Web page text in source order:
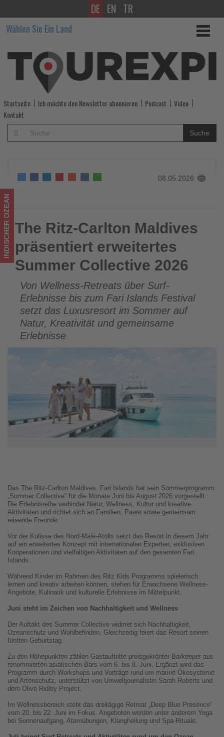
The
Ritz-
Carlton
Maldives
präsentiert
erweitertes
Summer
2026
-
Wissen,
was
im
Tourismus
los
ist!
DE EN TR
Wählen Sie Ein Land
Startseite Ich möchte den Newsletter abonnieren Podcast
Video
Kontakt
Suche
08.05.2026
The Ritz-Carlton Maldives präsentiert erweitertes Summer
Collective 2026
INDISCHER OZEAN The Ritz-Carlton Maldives
präsentiert erweitertes
Summer Collective 2026
Von Wellness-Retreats über Surf-
Erlebnisse bis zum Fari Islands Festival
setzt das Luxusresort im Sommer auf
Natur, Kreativität und gemeinsame
Erlebnisse
Das The Ritz-Carlton Maldives, Fari Islands hat sein Sommerprogramm
„Summer Collective“ für die Monate Juni bis August 2026 vorgestellt.
Die Erlebnisreihe verbindet Natur, Wellness, Kultur und kreative
Aktivitäten und richtet sich an Familien, Paare sowie gemeinsam
reisende Freunde.
Vor der Kulisse des Nord-Malé-Atolls setzt das Resort in diesem Jahr
auf ein erweitertes Konzept mit internationalen Experten, exklusiven
Kooperationen und vielfältigen Aktivitäten auf den gesamten Fari
Islands.
Während Kinder im Rahmen des Ritz Kids Programms spielerisch
lernen und kreativ arbeiten können, stehen für Erwachsene Wellness-
Angebote, Kulinarik und kulturelle Erlebnisse im Mittelpunkt.
Juni steht im Zeichen von Nachhaltigkeit und Wellness
Der Auftakt des Summer Collective widmet sich Nachhaltigkeit,
Ozeanschutz und Wohlbefinden. Gleichzeitig feiert das Resort seinen
fünften Geburtstag.
Zu den Höhepunkten zählen Gastauftritte preisgekrönter Barkeeper aus
renommierten asiatischen Bars vom 6. bis 8. Juni. Ergänzt wird das
Programm durch Workshops und Vorträge rund um marine Ökosysteme
und Artenschutz, unterstützt von Umweltjournalistin Sarah Roberts und
dem Olive Ridley Project.
Im Wellnessbereich steht das dreitägige Retreat „Deep Blue Presence“
vom 20. bis 22. Juni im Fokus. Angeboten werden unter anderem Yoga
bei Sonnenaufgang, Atemübungen, Klangheilung und Spa-Rituale.